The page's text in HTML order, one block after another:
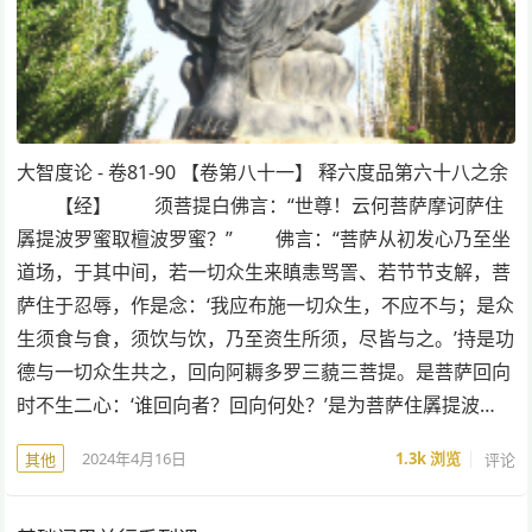
大智度论 - 卷81-90 【卷第八十一】 释六度品第六十八之余
【经】 须菩提白佛言：“世尊！云何菩萨摩诃萨住
羼提波罗蜜取檀波罗蜜？” 佛言：“菩萨从初发心乃至坐
道场，于其中间，若一切众生来瞋恚骂詈、若节节支解，菩
萨住于忍辱，作是念：‘我应布施一切众生，不应不与；是众
生须食与食，须饮与饮，乃至资生所须，尽皆与之。’持是功
德与一切众生共之，回向阿耨多罗三藐三菩提。是菩萨回向
时不生二心：‘谁回向者？回向何处？’是为菩萨住羼提波…
其他 2024年4月16日 1.3k浏览 评论